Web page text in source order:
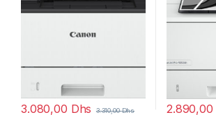
3.080,00 Dhs 3.310,00Dhs 2.890,00